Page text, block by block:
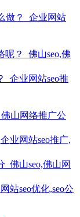
做？_企业网站
？_佛山seo,佛
企业网站seo推
山网络推广公
业网站seo推广,
佛山seo,佛山网
站seo优化,seo公